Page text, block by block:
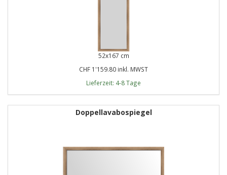
52x167 cm
CHF 1'159.80 inkl. MWST
Lieferzeit: 4-8 Tage
Doppellavabospiegel